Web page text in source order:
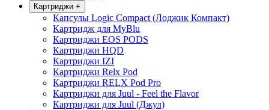
Картриджи +
Капсулы Logic Compact (Лоджик Компакт)
Картридж для MyBlu
Картриджи EOS PODS
Картриджи HQD
Картриджи IZI
Картриджи Relx Pod
Картриджи RELX Pod Pro
Картриджи для Juul - Feel the Flavor
Картриджи для Juul (Джул)